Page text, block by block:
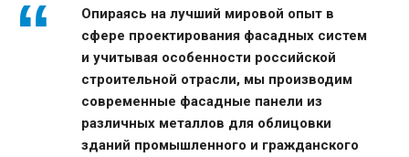
Опираясь на лучший мировой опыт в
сфере проектирования фасадных систем
и учитывая особенности российской
строительной отрасли, мы производим
современные фасадные панели из
различных металлов для облицовки
зданий промышленного и гражданского